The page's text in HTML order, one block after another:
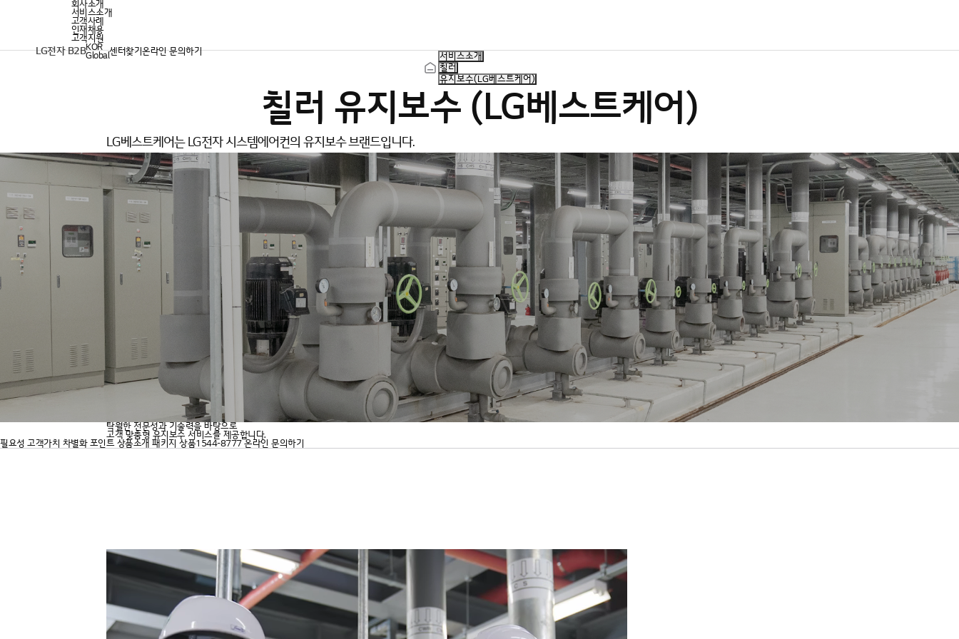
회사소개
서비스소개
고객사례
인재채용
고객지원
LG전자 B2BKOR
Global센터찾기온라인 문의하기
서비스소개
칠러
유지보수(LG베스트케어)
칠러 유지 보수 ( LG베 스트케 어 )
LG베스트케어는 LG전자 시스템에어컨의 유지보수 브랜드입니다.
탁월한 전문성과 기술력을 바탕으로
고객 맞춤형 유지보수 서비스를 제공합니다.
필요성 고객가치 차별화 포인트 상품소개 패키지 상품1544-8777 온라인 문의하기